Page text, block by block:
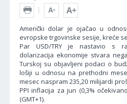
Američki dolar je ojačao u
evropske trgovinske sesije, kreće
Par USD/TRY je nastavio s
dolarizacija ekonomije stvara
Turskoj su objavljeni podaci o
lošiji u odnosu na prethodni
mesec naspram 235,20 milijardi
PPI inflacija za jun (0,3%
(GMT+1).